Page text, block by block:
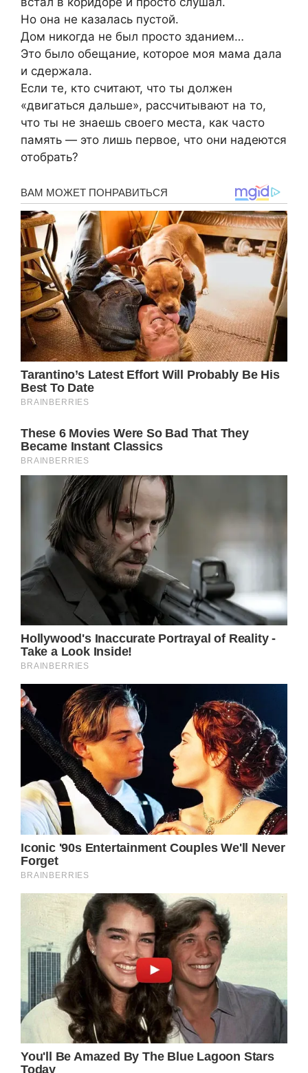
Но она не казалась пустой.
Дом никогда не был просто зданием…
Это было обещание, которое моя мама дала
и сдержала.
Если те, кто считают, что ты должен
«двигаться дальше», рассчитывают на то,
что ты не знаешь своего места, как часто
память — это лишь первое, что они надеются
отобрать?